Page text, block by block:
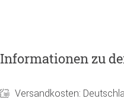
Informationen zu
Versandkosten: